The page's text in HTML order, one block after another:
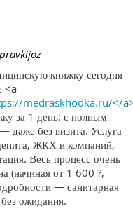
книжку сегодня
<a
medraskhodka.ru/</
за 1 день: с полным
даже без визита. Услуга
ЖКХ и компаний,
Весь процесс очень
(начиная от 1 600 ?,
— санитарная
ожидания.